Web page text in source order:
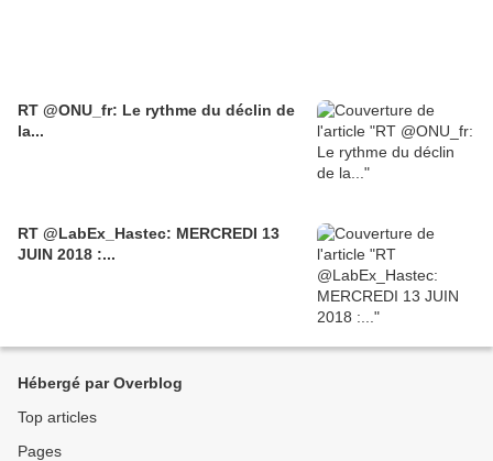
RT @ONU_fr: Le rythme du déclin de
la...
RT @LabEx_Hastec: MERCREDI 13
JUIN 2018 :...
Hébergé par Overblog
Top articles
Pages